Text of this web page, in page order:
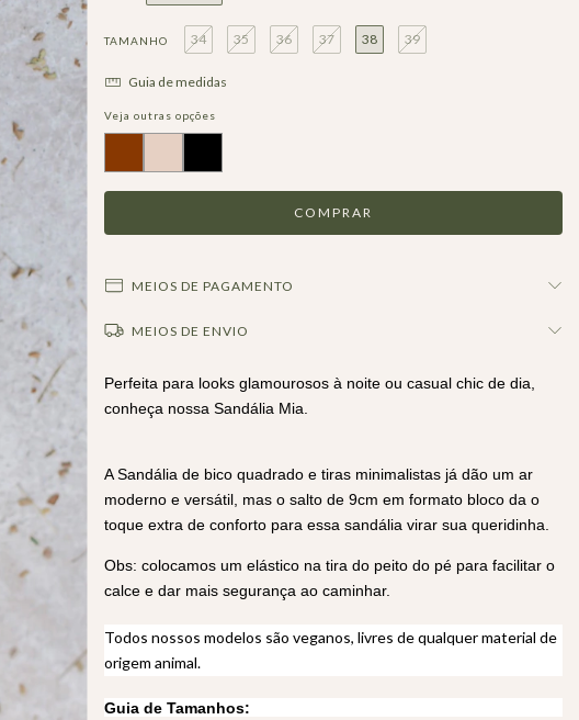
TAMANHO 34 35 36 37 38 39
Guia de medidas
Veja outras opções
MEIOS DE PAGAMENTO
MEIOS DE ENVIO
Perfeita para looks glamourosos à noite ou casual chic de dia,
conheça nossa Sandália Mia.
A Sandália de bico quadrado e tiras minimalistas já dão um ar
moderno e versátil, mas o salto de 9cm em formato bloco da o
toque extra de conforto para essa sandália virar sua queridinha.
Obs: colocamos um elástico na tira do peito do pé para facilitar o
calce e dar mais segurança ao caminhar.
Todos nossos modelos são veganos, livres de qualquer material de
origem animal.
Guia de Tamanhos: